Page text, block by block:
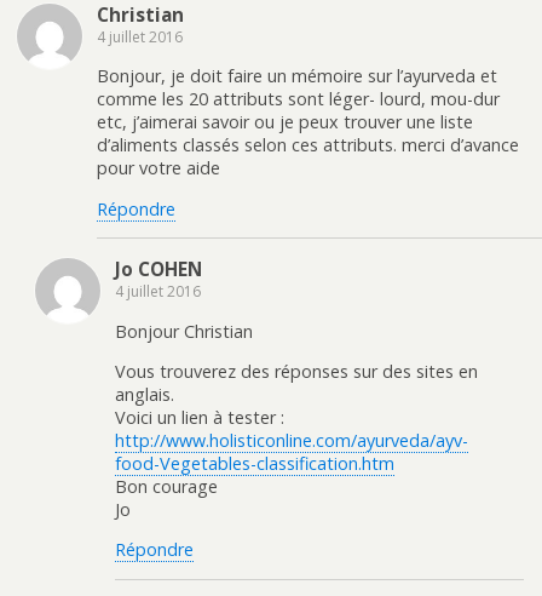
Christian
4 juillet 2016
Bonjour, je doit faire un mémoire sur l’ayurveda et
comme les 20 attributs sont léger- lourd, mou-dur
etc, j’aimerai savoir ou je peux trouver une liste
d’aliments classés selon ces attributs. merci d’avance
pour votre aide
Répondre
Jo COHEN
4 juillet 2016
Bonjour Christian
Vous trouverez des réponses sur des sites en
anglais.
Voici un lien à tester :
http://www.holisticonline.com/ayurveda/ayv-
food-Vegetables-classification.htm
Bon courage
Jo
Répondre